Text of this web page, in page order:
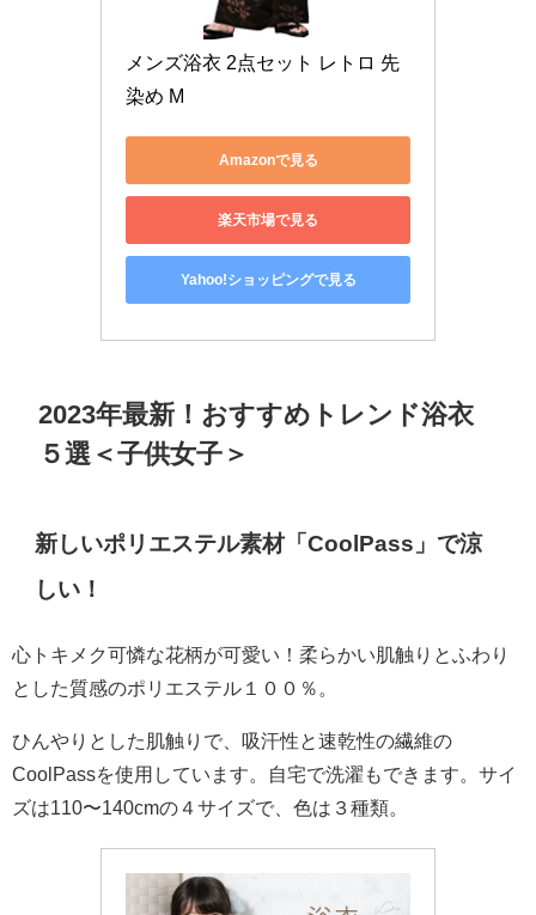
メンズ浴衣 2点セット レトロ 先
染め M
Amazonで見る
楽天市場で見る
Yahoo!ショッピングで見る
2023年最新！おすすめトレンド浴衣
５選＜子供女子＞
新しいポリエステル素材「CoolPass」で涼
しい！
心トキメク可憐な花柄が可愛い！柔らかい肌触りとふわり
とした質感のポリエステル１００％。
ひんやりとした肌触りで、吸汗性と速乾性の繊維の
CoolPassを使用しています。自宅で洗濯もできます。サイ
ズは110〜140cmの４サイズで、色は３種類。